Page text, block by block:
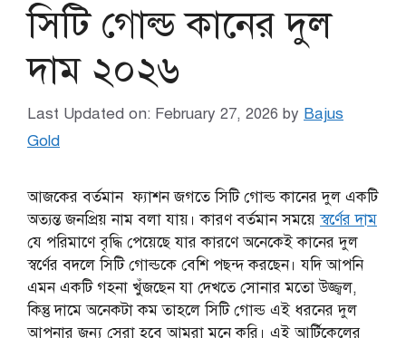
সিটি গোল্ড কানের দুল
দাম ২০২৬
Last Updated on: February 27, 2026 by Bajus
Gold
আজকের বর্তমান ফ্যাশন জগতে সিটি গোল্ড কানের দুল একটি
অত্যন্ত জনপ্রিয় নাম বলা যায়। কারণ বর্তমান সময়েস্বর্ণের দাম
যে পরিমাণে বৃদ্ধি পেয়েছে যার কারণে অনেকেই কানের দুল
স্বর্ণের বদলে সিটি গোল্ডকে বেশি পছন্দ করছেন। যদি আপনি
এমন একটি গহনা খুঁজছেন যা দেখতে সোনার মতো উজ্জ্বল,
কিন্তু দামে অনেকটা কম তাহলে সিটি গোল্ড এই ধরনের দুল
আপনার জন্য সেরা হবে আমরা মনে করি। এই আর্টিকেলের